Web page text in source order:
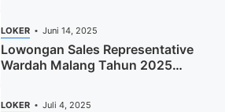
LOKER Juni 14, 2025
Lowongan Sales Representative
Wardah Malang Tahun 2025
LOKER Juli 4, 2025